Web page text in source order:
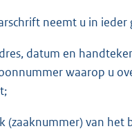
neemt u in ieder
datum en
waarop u
(zaaknummer) van het